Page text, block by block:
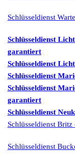
Schlüsseldienst
Schlüsseldienst
garantiert
Schlüsseldienst
Schlüsseldienst
Schlüsseldienst
garantiert
Schlüsseldienst
Schlüsseldienst
Schlüsseldienst